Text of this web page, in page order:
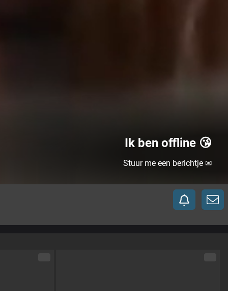
Ik ben offline 😘
Stuur me een berichtje ✉